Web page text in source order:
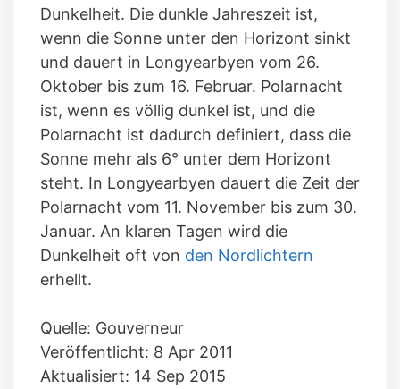
Dunkelheit. Die dunkle Jahreszeit ist,
wenn die Sonne unter den Horizont sinkt
und dauert in Longyearbyen vom 26.
Oktober bis zum 16. Februar. Polarnacht
ist, wenn es völlig dunkel ist, und die
Polarnacht ist dadurch definiert, dass die
Sonne mehr als 6° unter dem Horizont
steht. In Longyearbyen dauert die Zeit der
Polarnacht vom 11. November bis zum 30.
Januar. An klaren Tagen wird die
Dunkelheit oft von den Nordlichtern
erhellt.
Quelle: Gouverneur
Veröffentlicht: 8 Apr 2011
Aktualisiert: 14 Sep 2015